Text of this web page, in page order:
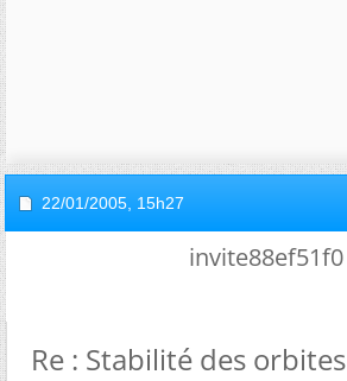
22/01/2005, 15h27
invite88ef51f0
Re : Stabilité des orbites